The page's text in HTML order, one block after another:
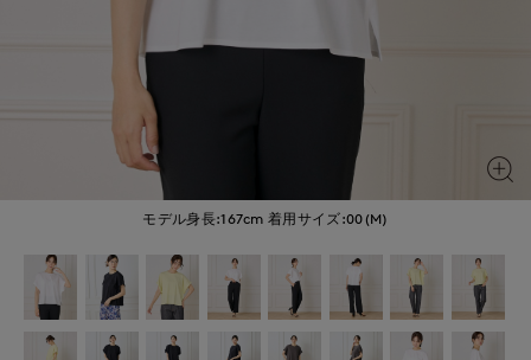
モデル身長:167cm 着用サイズ:00(M)